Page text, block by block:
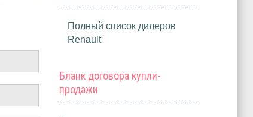
Полный список дилеров
Renault
Бланк договора купли-
продажи